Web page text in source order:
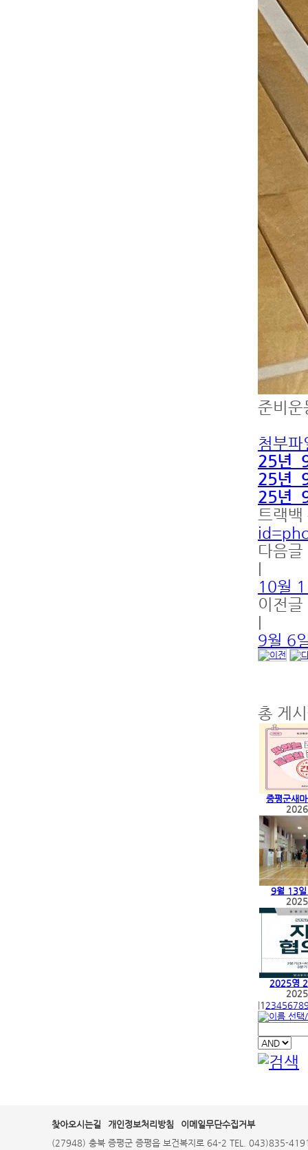
준비운
첨부파
25년
25년
25년
트랙
다음글
|
10월
이전글
|
9월 6
총 게
증평군새
9월 13일
2025영
1 2345678
찾아오시는길 개인정보처리방침
이메일무단수집거부
(27948) 충북 증평군 증평읍 보건복지로 64-2 TEL. 043)835-